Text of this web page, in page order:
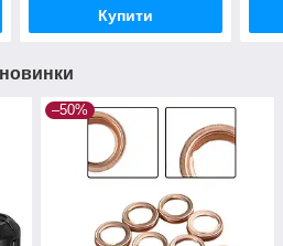
Купити
новинки
–50%